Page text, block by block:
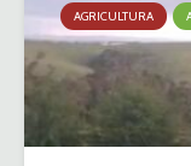
AGRICULTURA